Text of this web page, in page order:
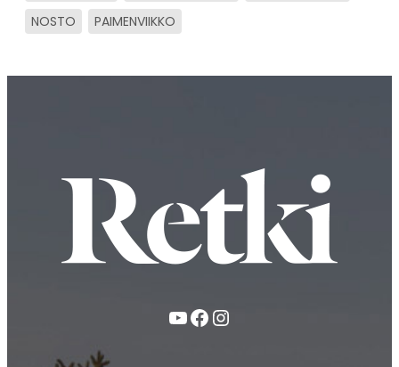
NOSTO
PAIMENVIIKKO
YouTube
FacebookInstagram